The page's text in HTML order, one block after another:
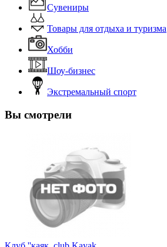
Сувениры
Товары для отдыха и туризма
Хобби
Шоу-бизнес
Экстремальный спорт
Вы смотрели